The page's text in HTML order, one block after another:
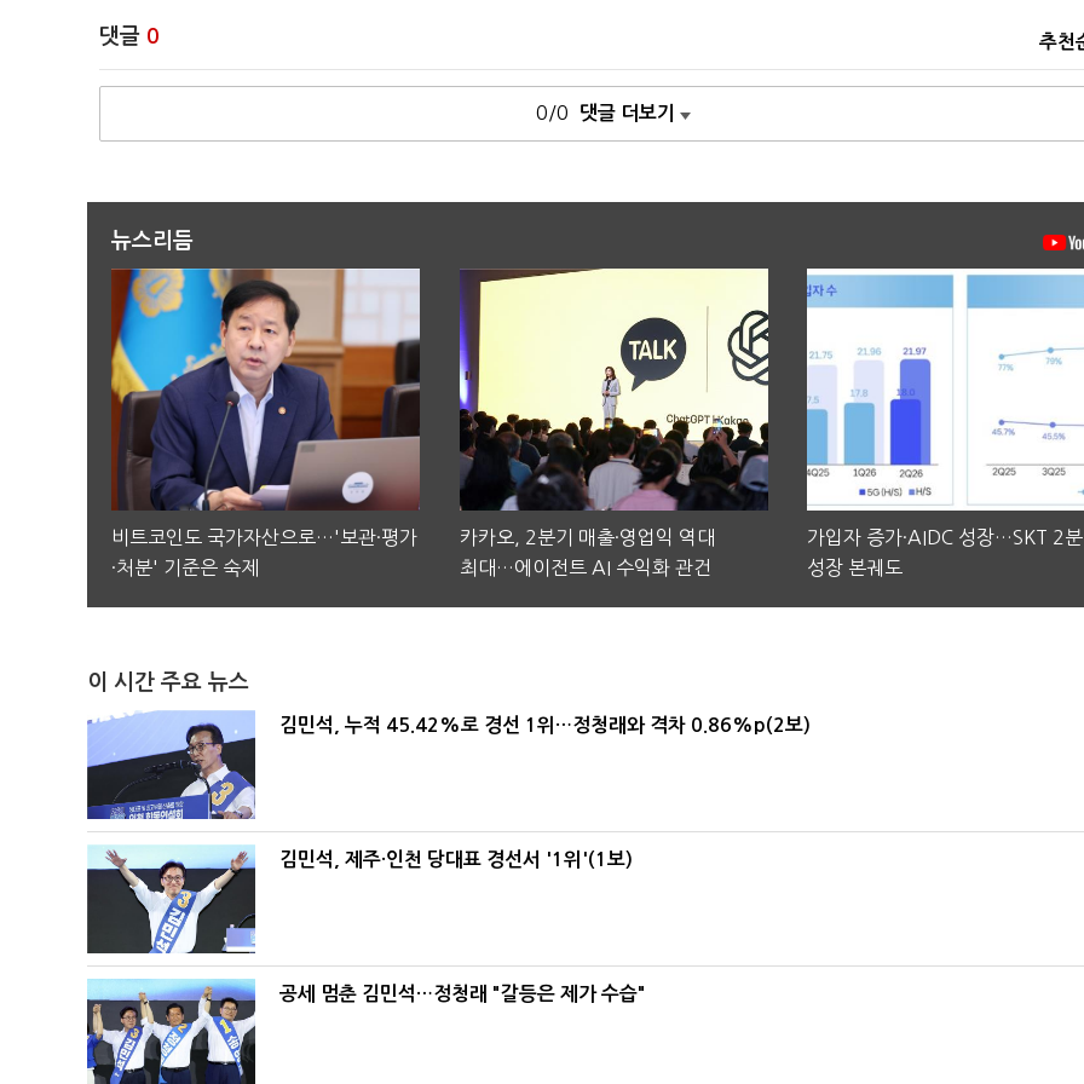
댓글 0 추천
0/0 댓글 더보기
뉴스리듬
비트코인도 국가자산으로…'보관·평가
·처분' 기준은 숙제
카카오, 2분기 매출·영업익 역대
최대…에이전트 AI 수익화 관건
가입자 증가·AIDC 성장…SKT 2
성장 본궤도
이 시간 주요 뉴스
김민석, 누적 45.42%로 경선 1위…정청래와 격차 0.86%p(2보)
김민석, 제주·인천 당대표 경선서 '1위'(1보)
공세 멈춘 김민석…정청래 "갈등은 제가 수습"